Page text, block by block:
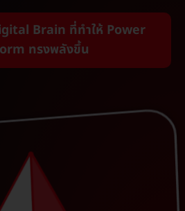
Brain ที่ทำให้ Power
ทรงพลังขึ้น